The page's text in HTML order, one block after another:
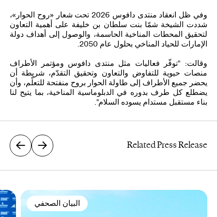
وفي ظل انعقاد منتدى دافوس 2026 تحت شعار «روح الحوار»،
شددت الشيخة شمّا بنت سلطان بن خليفة على أهمية التعاون
لتحقيق المحطات المناخية الحاسمة، والوصول إلى أهداف دولة
الإمارات للحياد المناخي بحلول عام 2050.
وقالت: "توفّر فعاليات مثل منتدى دافوس ومؤتمر الأطراف
منصات حيوية للتفاوض والتعاون وتحقيق التقدّم، شريطة أن
يحضر جميع الأطراف إلى طاولة الحوار بروح منفتحة للتعلّم، وأن
يضطلع كل طرف بدوره في الدبلوماسية المناخية، بما يتيح لنا
بناء مستقبل مستدام يسوده السلام".
Related Press Release
البيان الصحفي